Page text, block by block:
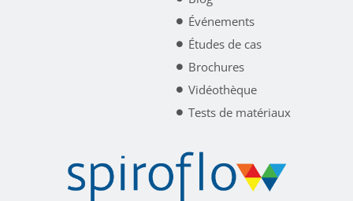
Événements
Études de cas
Brochures
Vidéothèque
Tests de matériaux